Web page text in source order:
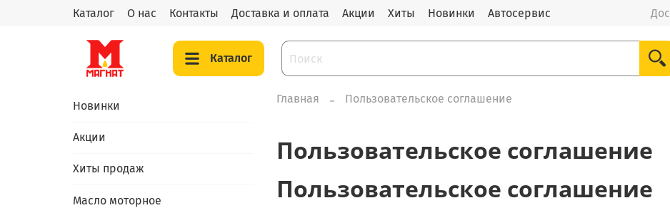
Каталог О нас Контакты Доставка и оплата Акции Хиты Новинки Автосервис
Каталог
Главная Пользовательское соглашение
Пользовательское соглашение
Пользовательское соглашение
Новинки
Акции
Хиты продаж
Масло моторное